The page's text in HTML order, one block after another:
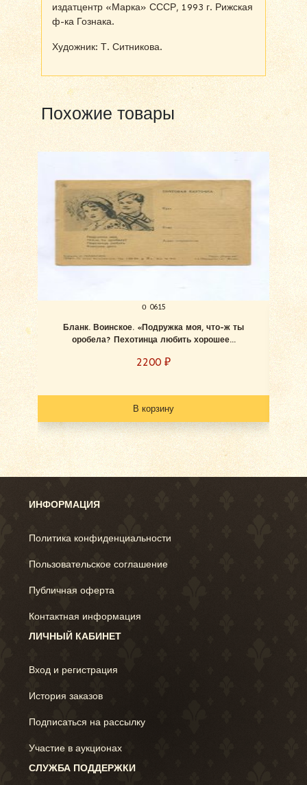
издатцентр «Марка» СССР, 1993 г. Рижская
ф-ка Гознака.
Художник: Т. Ситникова.
Похожие товары
о 0615
Бланк. Воинское. «Подружка моя, что-ж ты
оробела? Пехотинца любить хорошее...
2200 ₽
В корзину
ИНФОРМАЦИЯ
Политика конфиденциальности
Пользовательское соглашение
Публичная оферта
Контактная информация
ЛИЧНЫЙ КАБИНЕТ
Вход и регистрация
История заказов
Подписаться на рассылку
Участие в аукционах
СЛУЖБА ПОДДЕРЖКИ